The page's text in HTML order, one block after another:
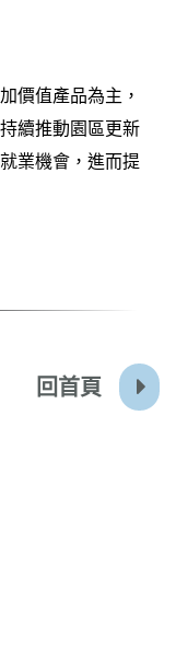
價值產品為主，
續推動園區更新
業機會，進而提
回首頁